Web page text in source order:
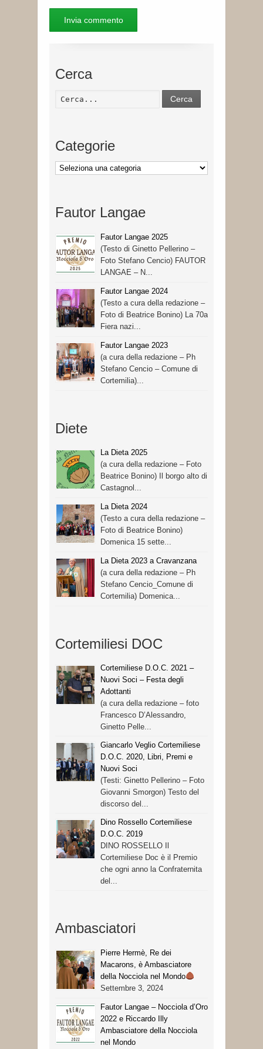
Cerca
Cerca
Categorie
Categorie
Fautor Langae
Fautor Langae 2025
(Testo di Ginetto Pellerino –
Foto Stefano Cencio) FAUTOR
LANGAE – N...
Fautor Langae 2024
(Testo a cura della redazione –
Foto di Beatrice Bonino) La 70a
Fiera nazi...
Fautor Langae 2023
(a cura della redazione – Ph
Stefano Cencio – Comune di
Cortemilia)...
Diete
La Dieta 2025
(a cura della redazione – Foto
Beatrice Bonino) Il borgo alto di
Castagnol...
La Dieta 2024
(Testo a cura della redazione –
Foto di Beatrice Bonino)
Domenica 15 sette...
La Dieta 2023 a Cravanzana
(a cura della redazione – Ph
Stefano Cencio_Comune di
Cortemilia) Domenica...
Cortemiliesi DOC
Cortemiliese D.O.C. 2021 –
Nuovi Soci – Festa degli
Adottanti
(a cura della redazione – foto
Francesco D’Alessandro,
Ginetto Pelle...
Giancarlo Veglio Cortemiliese
D.O.C. 2020, Libri, Premi e
Nuovi Soci
(Testi: Ginetto Pellerino – Foto
Giovanni Smorgon) Testo del
discorso del...
Dino Rossello Cortemiliese
D.O.C. 2019
DINO ROSSELLO Il
Cortemiliese Doc è il Premio
che ogni anno la Confraternita
del...
Ambasciatori
Pierre Hermè, Re dei
Macarons, è Ambasciatore
della Nocciola nel Mondo
Settembre 3, 2024
Fautor Langae – Nocciola d’Oro
2022 e Riccardo Illy
Ambasciatore della Nocciola
nel Mondo